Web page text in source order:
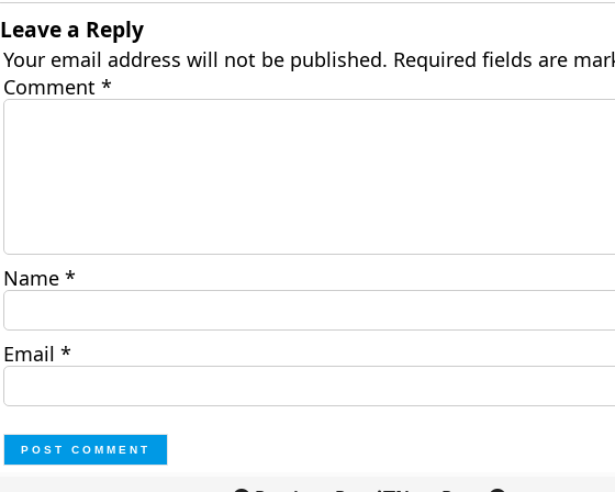
Leave a Reply
Your email address will not be published. Required fields are
Comment *
Name *
Email *